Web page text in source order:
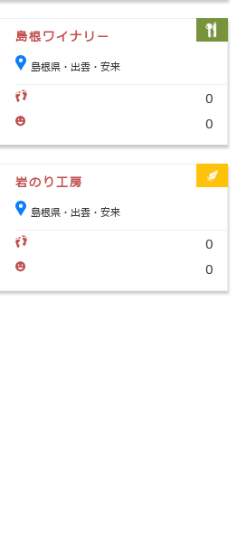
島根ワイナリー
島根県・出雲・安来
0
0
岩のり工房
島根県・出雲・安来
0
0